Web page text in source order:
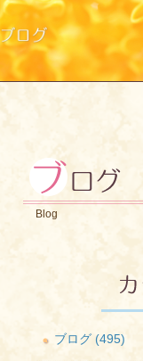
Blog
ブログ (495)